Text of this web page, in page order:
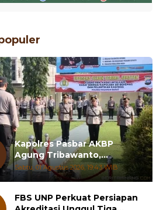
Kapolres Pasbar AKBP
Agung Tribawanto,
Tekankan Peningkatan
Pelayanan dan Sinergi
Sabtu, 01 Agustus 2026, 19:43 WIB
FBS UNP Perkuat Persiapan